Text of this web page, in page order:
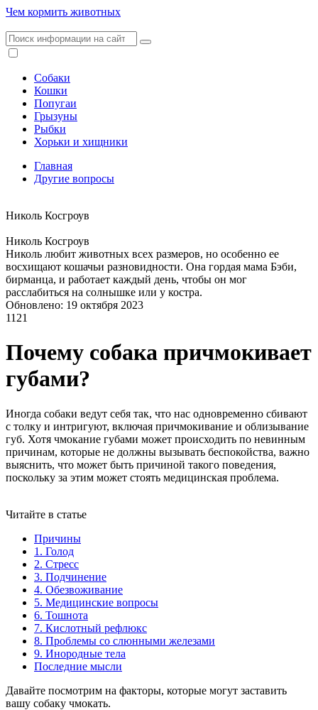
Чем кормить животных
Собаки
Кошки
Попугаи
Грызуны
Рыбки
Хорьки и хищники
Главная
Другие вопросы
Николь Косгроув
Николь Косгроув
Николь любит животных всех размеров, но особенно ее
восхищают кошачьи разновидности. Она гордая мама Бэби,
бирманца, и работает каждый день, чтобы он мог
расслабиться на солнышке или у костра.
Обновлено: 19 октября 2023
1121
Почему собака причмокивает
губами?
Иногда собаки ведут себя так, что нас одновременно сбивают
с толку и интригуют, включая причмокивание и облизывание
губ. Хотя чмокание губами может происходить по невинным
причинам, которые не должны вызывать беспокойства, важно
выяснить, что может быть причиной такого поведения,
поскольку за этим может стоять медицинская проблема.
Читайте в статье
Причины
1. Голод
2. Стресс
3. Подчинение
4. Обезвоживание
5. Медицинские вопросы
6. Тошнота
7. Кислотный рефлюкс
8. Проблемы со слюнными железами
9. Инородные тела
Последние мысли
Давайте посмотрим на факторы, которые могут заставить
вашу собаку чмокать.